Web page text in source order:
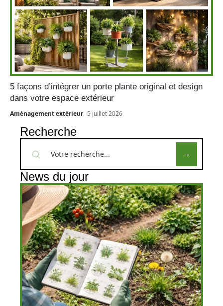
5 façons d’intégrer un porte plante original et design
dans votre espace extérieur
Aménagement extérieur 5 juillet 2026
Recherche
News du jour